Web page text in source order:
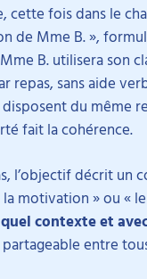
cette fois dans le
de Mme B. »,
B. utilisera son
repas, sans aide
du même
fait la cohérence.
l’objectif décrit
la motivation » ou «
contexte et
entre